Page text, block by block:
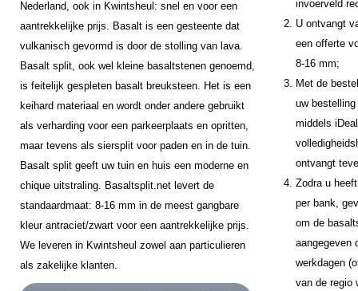
Nederland, ook in Kwintsheul: snel en voor een
aantrekkelijke prijs. Basalt is een gesteente dat
vulkanisch gevormd is door de stolling van lava.
Basalt split, ook wel kleine basaltstenen genoemd,
is feitelijk gespleten basalt breuksteen. Het is een
keihard materiaal en wordt onder andere gebruikt
als verharding voor een parkeerplaats en opritten,
maar tevens als siersplit voor paden en in de tuin.
Basalt split geeft uw tuin en huis een moderne en
chique uitstraling. Basaltsplit.net levert de
standaardmaat: 8-16 mm in de meest gangbare
kleur antraciet/zwart voor een aantrekkelijke prijs.
We leveren in Kwintsheul zowel aan particulieren
als zakelijke klanten.
invoerveld
U ontvangt
een offerte
8-16 mm;
Met de
uw
middels
ontvangt
Zodra u
per bank,
om de
aangegeven
werkdagen
van de regio